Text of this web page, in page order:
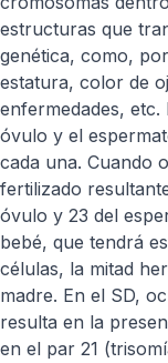
estructuras que
genética, como,
estatura, color de
enfermedades,
óvulo y el
cada una. Cuando
fertilizado
óvulo y 23 del
bebé, que tendrá
células, la mitad
madre. En el SD,
resulta en la
en el par 21